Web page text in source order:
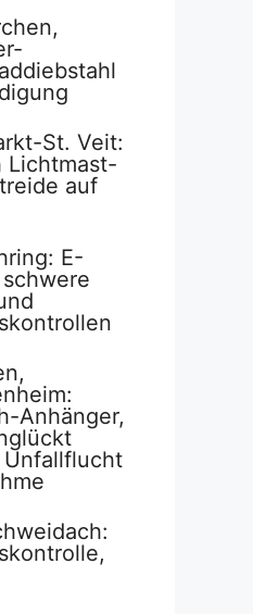
St. Veit:
Lichtmast-
auf
E-
Anhänger,